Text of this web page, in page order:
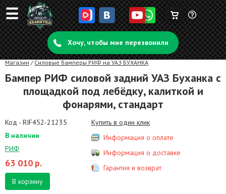
☰ Задать
вопрос
Корзина
пуста
Хочу, чтобы мне перезвонили
Магазин / Силовые бамперы РИФ на УАЗ БУХАНКА
Бампер РИФ силовой задний УАЗ Буханка с
площадкой под лебёдку, калиткой и
фонарями, стандарт
Код - RIF452-21235
В наличии
РИФ
63 010 р.
В корзину
Купить в один клик
Информация о оплате
Информация о доставке
Гарантия и возврат